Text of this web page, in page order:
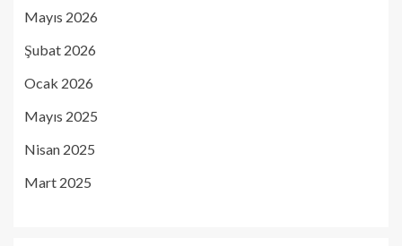
Mayıs 2026
Şubat 2026
Ocak 2026
Mayıs 2025
Nisan 2025
Mart 2025